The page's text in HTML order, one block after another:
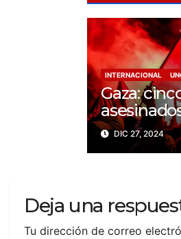
INTERNACIONAL
Gaza:
balance a
de la
DIC 27, 2024
Deja una
Tu dirección de correo